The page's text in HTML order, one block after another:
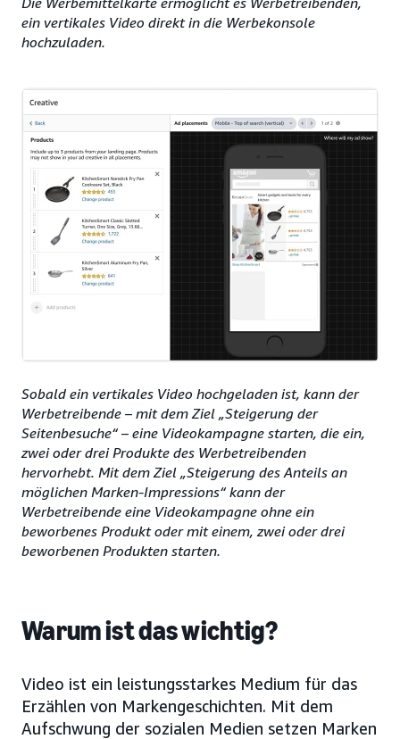
ein vertikales Video direkt in die Werbekonsole
hochzuladen.
Sobald ein vertikales Video hochgeladen ist, kann der
Werbetreibende – mit dem Ziel „Steigerung der
Seitenbesuche“ – eine Videokampagne starten, die ein,
zwei oder drei Produkte des Werbetreibenden
hervorhebt. Mit dem Ziel „Steigerung des Anteils an
möglichen Marken-Impressions“ kann der
Werbetreibende eine Videokampagne ohne ein
beworbenes Produkt oder mit einem, zwei oder drei
beworbenen Produkten starten.
Warum ist das wichtig?
Video ist ein leistungsstarkes Medium für das
Erzählen von Markengeschichten. Mit dem
Aufschwung der sozialen Medien setzen Marken